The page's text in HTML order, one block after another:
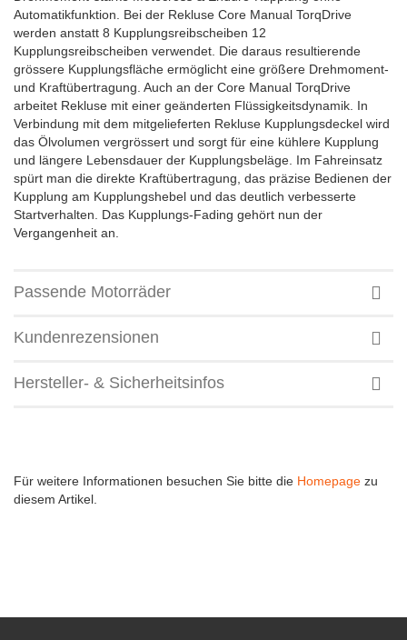
Automatikfunktion. Bei der Rekluse Core Manual TorqDrive
werden anstatt 8 Kupplungsreibscheiben 12
Kupplungsreibscheiben verwendet. Die daraus resultierende
grössere Kupplungsfläche ermöglicht eine größere Drehmoment-
und Kraftübertragung. Auch an der Core Manual TorqDrive
arbeitet Rekluse mit einer geänderten Flüssigkeitsdynamik. In
Verbindung mit dem mitgelieferten Rekluse Kupplungsdeckel wird
das Ölvolumen vergrössert und sorgt für eine kühlere Kupplung
und längere Lebensdauer der Kupplungsbeläge. Im Fahreinsatz
spürt man die direkte Kraftübertragung, das präzise Bedienen der
Kupplung am Kupplungshebel und das deutlich verbesserte
Startverhalten. Das Kupplungs-Fading gehört nun der
Vergangenheit an.
Passende Motorräder
Kundenrezensionen
Hersteller- & Sicherheitsinfos
Für weitere Informationen besuchen Sie bitte die Homepage zu
diesem Artikel.